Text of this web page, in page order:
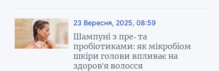
23 Вересня, 2025, 08:59
Шампуні з пре- та
пробіотиками: як мікробіом
шкіри голови впливає на
здоров'я волосся